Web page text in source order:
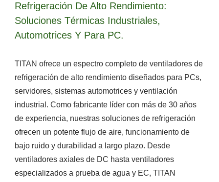
Refrigeración De Alto Rendimiento:
Soluciones Térmicas Industriales,
Automotrices Y Para PC.
TITAN ofrece un espectro completo de ventiladores de
refrigeración de alto rendimiento diseñados para PCs,
servidores, sistemas automotrices y ventilación
industrial. Como fabricante líder con más de 30 años
de experiencia, nuestras soluciones de refrigeración
ofrecen un potente flujo de aire, funcionamiento de
bajo ruido y durabilidad a largo plazo. Desde
ventiladores axiales de DC hasta ventiladores
especializados a prueba de agua y EC, TITAN